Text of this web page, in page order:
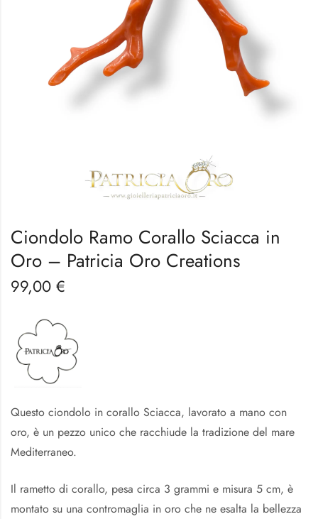
Ciondolo Ramo Corallo Sciacca in
Oro – Patricia Oro Creations
99,00 €
Questo ciondolo in corallo Sciacca, lavorato a mano con
oro, è un pezzo unico che racchiude la tradizione del mare
Mediterraneo.
Il rametto di corallo, pesa circa 3 grammi e misura 5 cm, è
montato su una contromaglia in oro che ne esalta la bellezza